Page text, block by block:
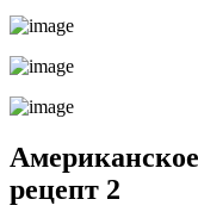
рецепт 2